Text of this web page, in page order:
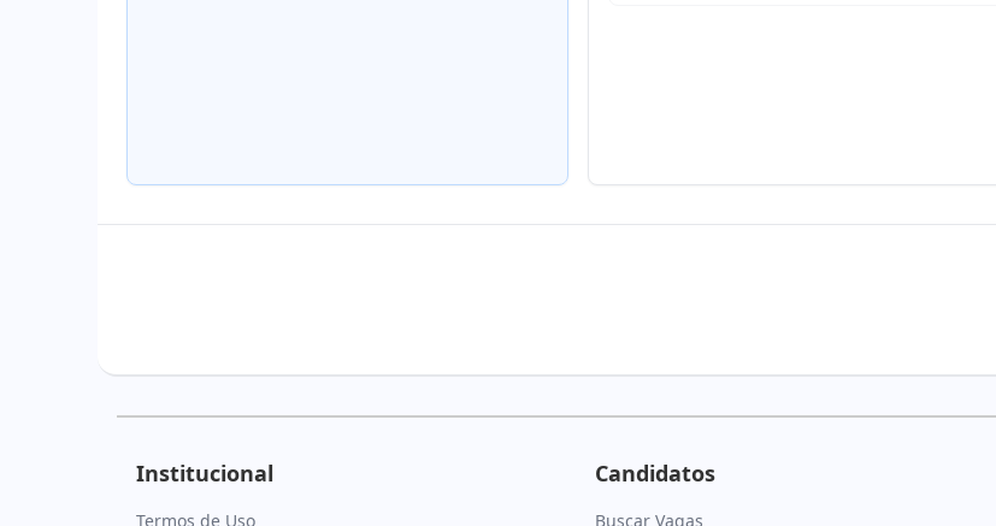
Institucional
Termos de Uso
Candidatos
Buscar Vagas